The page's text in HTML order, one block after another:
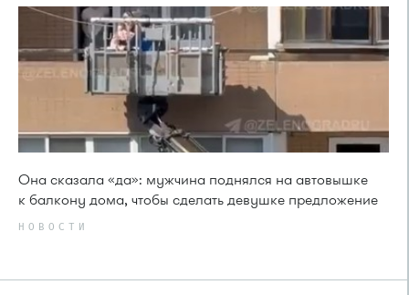
Она сказала «да»: мужчина поднялся на автовышке
к балкону дома, чтобы сделать девушке предложение
НОВОСТИ